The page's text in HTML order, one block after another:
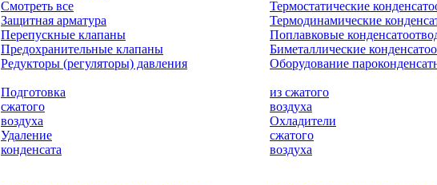
Смотреть все
Защитная арматура
Перепускные клапаны
Предохранительные клапаны
Редукторы (регуляторы) давления
Термостатические
Термодинамические
Поплавковые
Биметаллические
Оборудование
Подготовка
сжатого
воздуха
Удаление
конденсата
из сжатого
воздуха
Охладители
сжатого
воздуха